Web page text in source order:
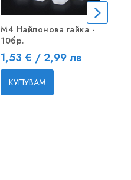
M4 Найлонова гайка -
10бр.
Цена
1,53 € / 2,99 лв
КУПУВАМ